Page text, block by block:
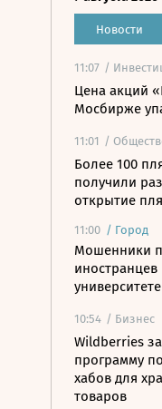
Новости
11:07 /
Цена акций
Мосбирже
11:01 /
Более 100
получили
открытие
11:00 / Город
Мошенники
10:54 / Бизнес
Wildberries
программу
хабов для
товаров